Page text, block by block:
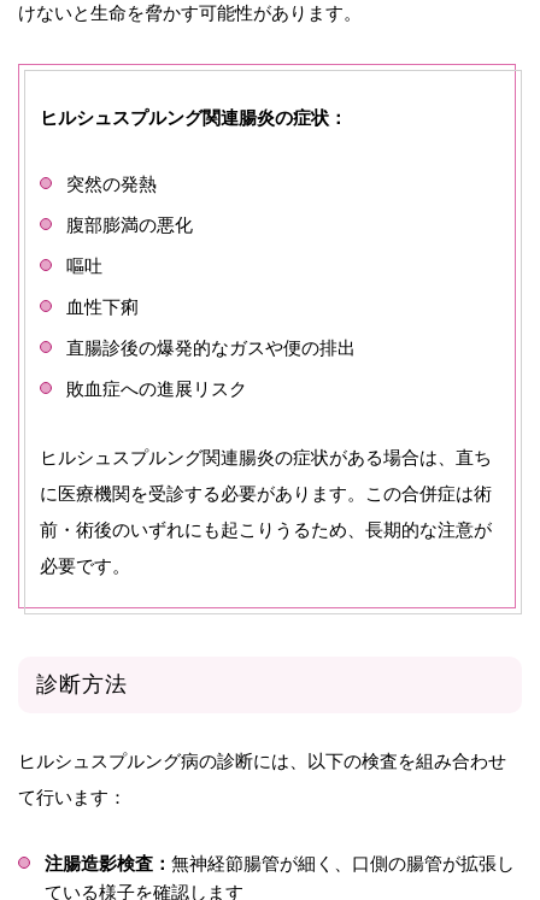
けないと生命を脅かす可能性があります。
ヒルシュスプルング関連腸炎の症状：
突然の発熱
腹部膨満の悪化
嘔吐
血性下痢
直腸診後の爆発的なガスや便の排出
敗血症への進展リスク
ヒルシュスプルング関連腸炎の症状がある場合は、直ち
に医療機関を受診する必要があります。この合併症は術
前・術後のいずれにも起こりうるため、長期的な注意が
必要です。
診断方法
ヒルシュスプルング病の診断には、以下の検査を組み合わせ
て行います：
注腸造影検査： 無神経節腸管が細く、口側の腸管が拡張し
ている様子を確認します